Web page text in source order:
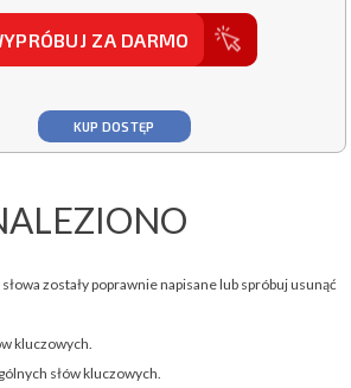
ZA DARMO
KUP DOSTĘP
zostały poprawnie napisane lub spróbuj usunąć
kluczowych.
słów kluczowych.